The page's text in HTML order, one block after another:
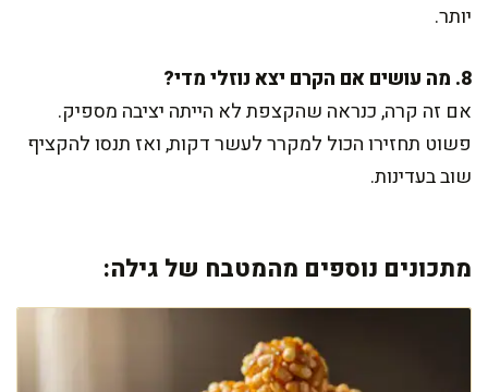
יותר.
8. מה עושים אם הקרם יצא נוזלי מדי?
אם זה קרה, כנראה שהקצפת לא הייתה יציבה מספיק.
פשוט תחזירו הכול למקרר לעשר דקות, ואז תנסו להקציף
שוב בעדינות.
מתכונים נוספים מהמטבח של גילה: